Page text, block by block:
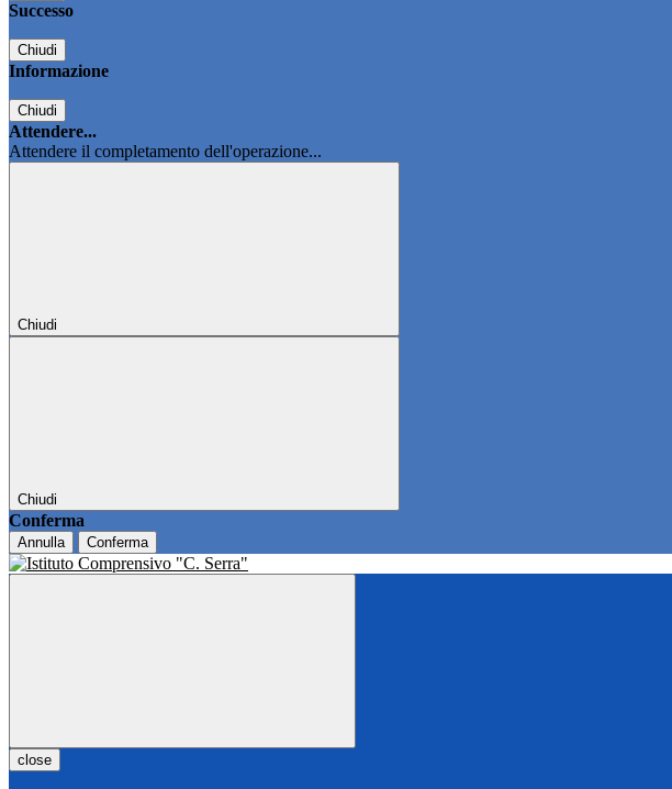
Successo
Chiudi
Informazione
Chiudi
Attendere...
Attendere il completamento dell'operazione...
Chiudi
Chiudi
Conferma
Annulla Conferma
close